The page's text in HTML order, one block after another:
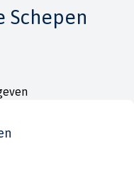
Schepen